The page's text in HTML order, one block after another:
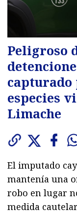
Peligroso
especies
Limache
El imputado
mantenía una
robo en lugar
medida